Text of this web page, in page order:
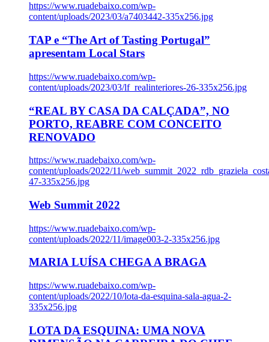
https://www.ruadebaixo.com/wp-
content/uploads/2023/03/a7403442-335x256.jpg
TAP e “The Art of Tasting Portugal”
apresentam Local Stars
https://www.ruadebaixo.com/wp-
content/uploads/2023/03/lf_realinteriores-26-335x256.jpg
“REAL BY CASA DA CALÇADA”, NO
PORTO, REABRE COM CONCEITO
RENOVADO
https://www.ruadebaixo.com/wp-
content/uploads/2022/11/
47-335x256.jpg
Web Summit 2022
https://www.ruadebaixo.com/wp-
content/uploads/2022/11/image003-2-335x256.jpg
MARIA LUÍSA CHEGA A BRAGA
https://www.ruadebaixo.com/wp-
content/uploads/2022/10/lota-da-esquina-sala-agua-2-
335x256.jpg
LOTA DA ESQUINA: UMA NOVA